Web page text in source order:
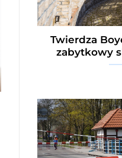
Twierdza
zabytkowy